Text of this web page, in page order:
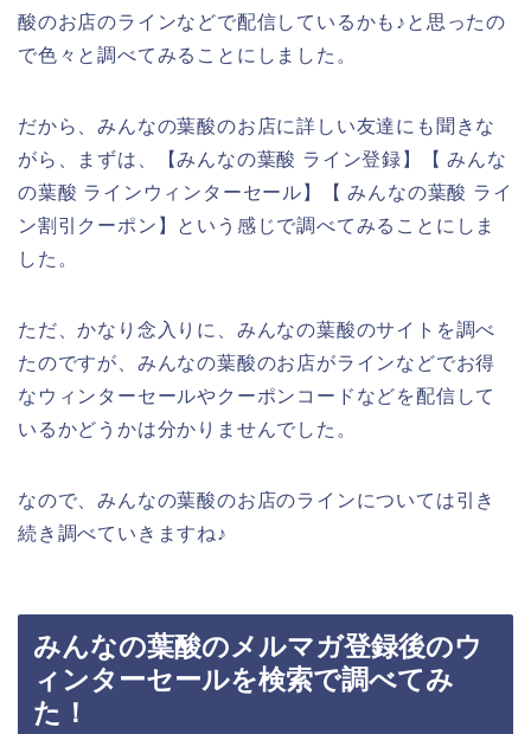
酸のお店のラインなどで配信しているかも♪と思ったの
で色々と調べてみることにしました。
だから、みんなの葉酸のお店に詳しい友達にも聞きな
がら、まずは、【みんなの葉酸 ライン登録】【 みんな
の葉酸 ラインウィンターセール】【 みんなの葉酸 ライ
ン割引クーポン】という感じで調べてみることにしま
した。
ただ、かなり念入りに、みんなの葉酸のサイトを調べ
たのですが、みんなの葉酸のお店がラインなどでお得
なウィンターセールやクーポンコードなどを配信して
いるかどうかは分かりませんでした。
なので、みんなの葉酸のお店のラインについては引き
続き調べていきますね♪
みんなの葉酸のメルマガ登録後のウ
ィンターセールを検索で調べてみ
た！